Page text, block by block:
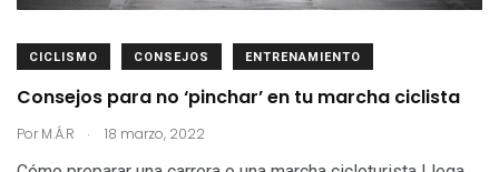
CICLISMO CONSEJOS ENTRENAMIENTO
Consejos para no ‘pinchar’ en tu marcha ciclista
Por M.Á.R . 18 marzo, 2022